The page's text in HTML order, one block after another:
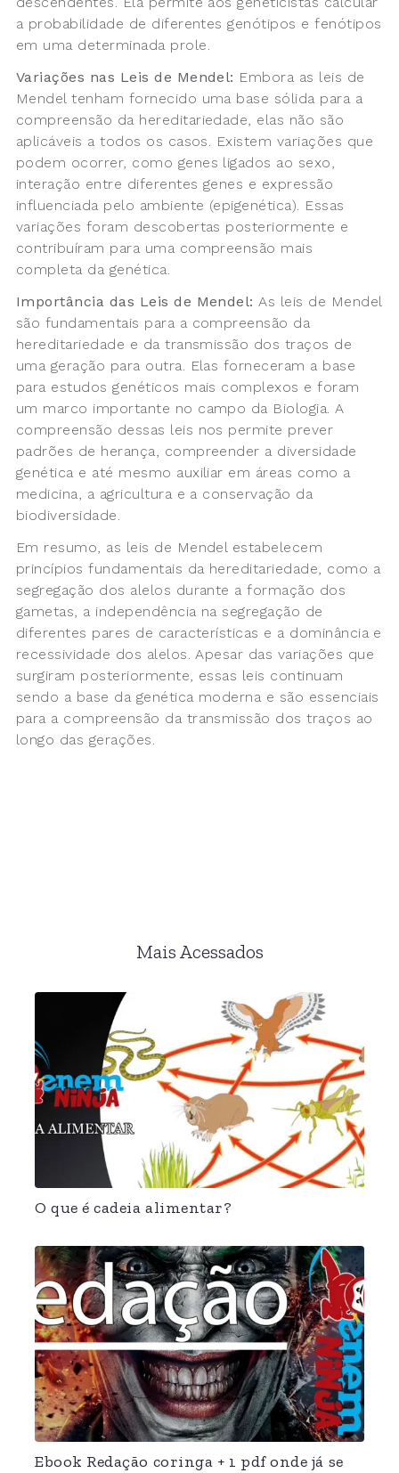
a probabilidade de diferentes genótipos e fenótipos
em uma determinada prole.
Variações nas Leis de Mendel: Embora as leis de
Mendel tenham fornecido uma base sólida para a
compreensão da hereditariedade, elas não são
aplicáveis a todos os casos. Existem variações que
podem ocorrer, como genes ligados ao sexo,
interação entre diferentes genes e expressão
influenciada pelo ambiente (epigenética). Essas
variações foram descobertas posteriormente e
contribuíram para uma compreensão mais
completa da genética.
Importância das Leis de Mendel: As leis de Mendel
são fundamentais para a compreensão da
hereditariedade e da transmissão dos traços de
uma geração para outra. Elas forneceram a base
para estudos genéticos mais complexos e foram
um marco importante no campo da Biologia. A
compreensão dessas leis nos permite prever
padrões de herança, compreender a diversidade
genética e até mesmo auxiliar em áreas como a
medicina, a agricultura e a conservação da
biodiversidade.
Em resumo, as leis de Mendel estabelecem
princípios fundamentais da hereditariedade, como a
segregação dos alelos durante a formação dos
gametas, a independência na segregação de
diferentes pares de características e a dominância e
recessividade dos alelos. Apesar das variações que
surgiram posteriormente, essas leis continuam
sendo a base da genética moderna e são essenciais
para a compreensão da transmissão dos traços ao
longo das gerações.
Mais Acessados
O que é cadeia alimentar?
Ebook Redação coringa + 1 pdf onde já se